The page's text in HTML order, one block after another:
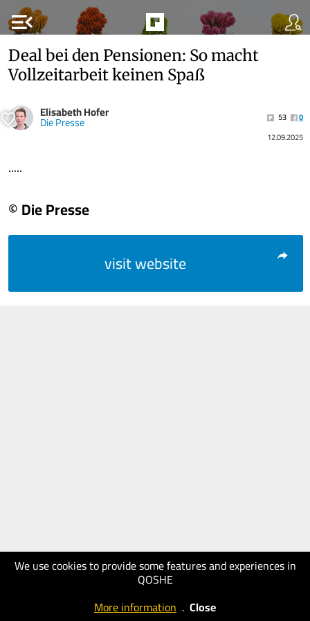
menu_open
We use cookies to provide some features and experiences in
QOSHE
More information . Close
Deal bei den Pensionen: So macht
Vollzeitarbeit keinen Spaß
Elisabeth Hofer
Die Presse 53
0
12.09.2025
.....
© Die Presse
visit website